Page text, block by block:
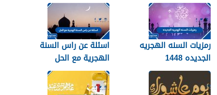
رمزيات السنه الهجريه
الجديده 1448
اسئلة عن راس السنة
الهجرية مع الحل